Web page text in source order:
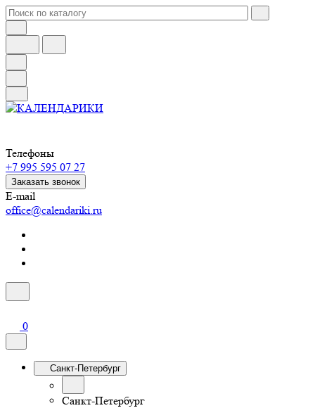
Телефоны
+7 995 595 07 27
Заказать звонок
E-mail
office@calendariki.ru
0
Санкт-Петербург
Санкт-Петербург